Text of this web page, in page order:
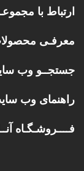
ارتباط با
معرفـی
جستجــو وب
راهنمای وب
فــــروشـگـاه